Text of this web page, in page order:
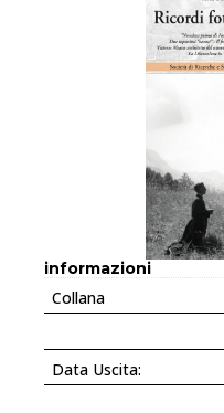
informazioni
Collana
Data Uscita: